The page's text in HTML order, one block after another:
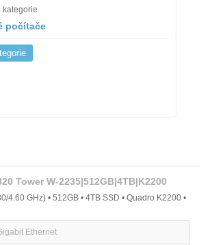
kategorie
počítače
Tower W-2235|512GB|4TB|K2200
4.60 GHz) • 512GB • 4TB SSD • Quadro K2200 •
Ethernet